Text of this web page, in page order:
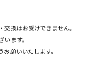
換はお受けできません。
ます。
願いいたします。